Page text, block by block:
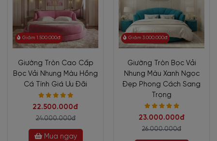
Giảm 1.500.000đ
Giường Tròn Cao Cấp
Bọc Vải Nhung Màu Hồng
Cá Tính Giá Ưu Đãi
22.500.000đ
24.000.000đ
Mua ngay
Giảm 3.000.000đ
Giường Tròn Bọc Vải
Nhung Màu Xanh Ngọc
Đẹp Phong Cách Sang
Trọng
23.000.000đ
26.000.000đ